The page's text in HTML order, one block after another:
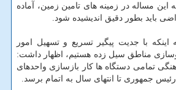
مساله در زمینه های تامین زمین، آماده
باید بطور دقیق اندیشیده شود.
اینكه با جدیت پیگیر تسریع و تسهیل امور
مناطق سیل زده هستیم، اظهار داشت:
تمامی دستگاه ها كار بازسازی واحدهای
جمهوری تا انتهای سال به اتمام برسد.